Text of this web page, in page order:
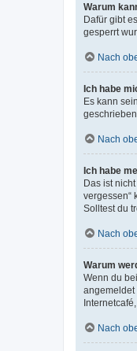
Warum
Dafür gibt
gesperrt
Nach
Ich habe
Es kann
Nach
Ich habe
Das ist
vergessen“
Solltest du
Nach
Warum
Wenn du
angemeldet
Nach